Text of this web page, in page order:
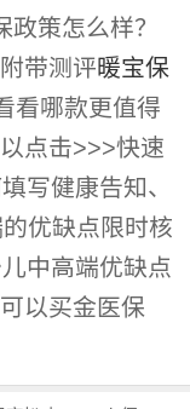
策怎么样？
带测评暖宝保
看哪款更值得
点击>>>快速
写健康告知、
优缺点限时核
中高端优缺点
以买金医保